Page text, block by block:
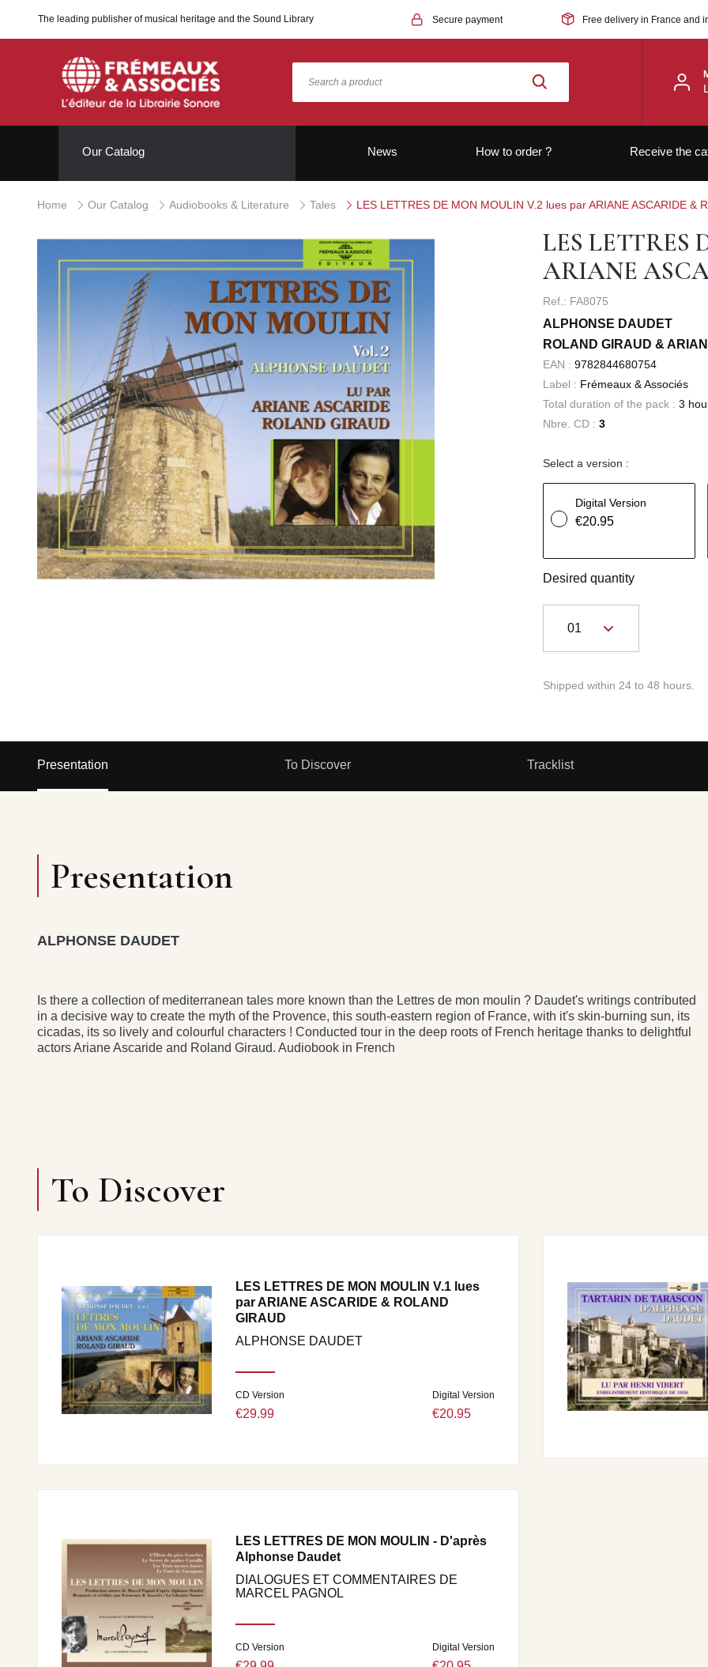
The leading publisher of musical heritage and the Sound Library Secure payment Free delivery in France and
Our Catalog News How to order ? Receive the
Home Our Catalog Audiobooks & Literature Tales LES LETTRES DE MON MOULIN V.2 lues par ARIANE ASCARIDE &
LES LETTRES
ARIANE
Ref.: FA8075
ALPHONSE DAUDET
ROLAND GIRAUD &
EAN : 9782844680754
Label : Frémeaux & Associés
Total duration of the pack : 3
Nbre. CD : 3
Select a version :
Digital Version
€20.95
Desired quantity
Shipped within 24 to 48 hours.
Presentation To Discover Tracklist
Presentation
ALPHONSE DAUDET
Is there a collection of mediterranean tales more known than the Lettres de mon moulin ? Daudet's writings contributed
in a decisive way to create the myth of the Provence, this south-eastern region of France, with it's skin-burning sun, its
cicadas, its so lively and colourful characters ! Conducted tour in the deep roots of French heritage thanks to delightful
actors Ariane Ascaride and Roland Giraud. Audiobook in French
To Discover
LES LETTRES DE MON MOULIN V.1 lues
par ARIANE ASCARIDE & ROLAND
GIRAUD
ALPHONSE DAUDET
CD Version
€29.99
Digital Version
€20.95
LES LETTRES DE MON MOULIN - D'après
Alphonse Daudet
DIALOGUES ET COMMENTAIRES DE
MARCEL PAGNOL
CD Version Digital Version